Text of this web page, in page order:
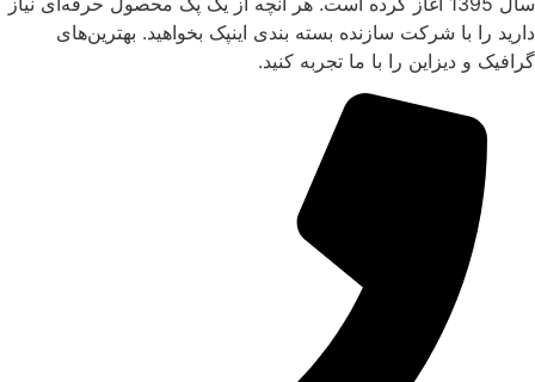
دارید را با شرکت سازنده بسته بندی اینپک بخواهید. بهترین‌های
گرافیک و دیزاین را با ما تجربه کنید.